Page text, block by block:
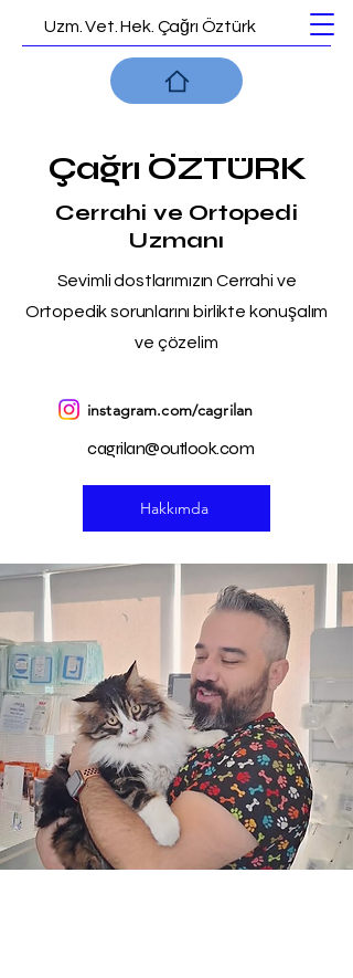
Uzm. Vet. Hek. Çağrı Öztürk
Çağrı ÖZTÜRK
Cerrahi ve Ortopedi
Uzmanı
Sevimli dostlarımızın Cerrahi ve
Ortopedik sorunlarını birlikte konuşalım
ve çözelim
instagram.com/cagrilan
cagrilan@outlook.com
Hakkımda